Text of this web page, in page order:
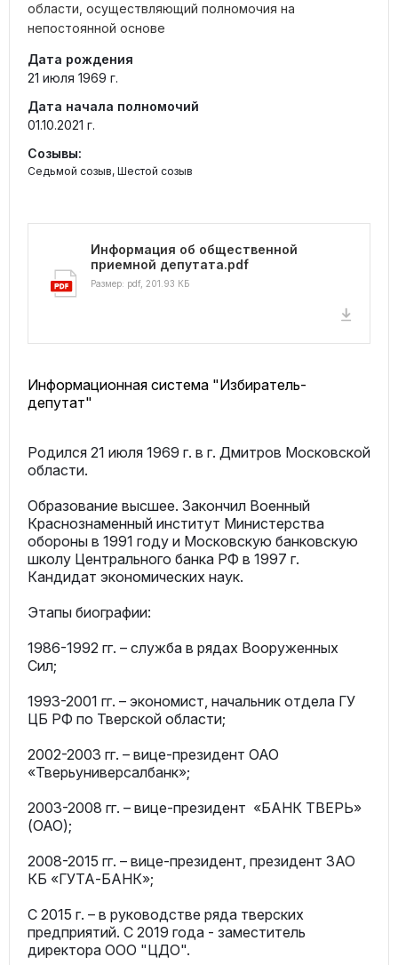
области, осуществляющий полномочия на
непостоянной основе
Дата рождения
21 июля 1969 г.
Дата начала полномочий
01.10.2021 г.
Созывы:
Седьмой созыв, Шестой созыв
Информация об общественной
приемной депутата.pdf
Размер: pdf, 201.93 КБ
Информационная система "Избиратель-
депутат"
Родился 21 июля 1969 г. в г. Дмитров Московской
области.
Образование высшее. Закончил Военный
Краснознаменный институт Министерства
обороны в 1991 году и Московскую банковскую
школу Центрального банка РФ в 1997 г.
Кандидат экономических наук.
Этапы биографии:
1986-1992 гг. – служба в рядах Вооруженных
Сил;
1993-2001 гг. – экономист, начальник отдела ГУ
ЦБ РФ по Тверской области;
2002-2003 гг. – вице-президент ОАО
«Тверьуниверсалбанк»;
2003-2008 гг. – вице-президент «БАНК ТВЕРЬ»
(ОАО);
2008-2015 гг. – вице-президент, президент ЗАО
КБ «ГУТА-БАНК»;
С 2015 г. – в руководстве ряда тверских
предприятий. С 2019 года - заместитель
директора ООО "ЦДО".